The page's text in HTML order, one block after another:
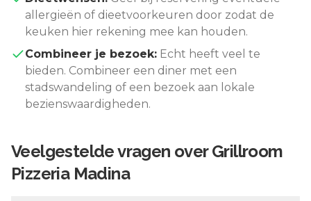
allergieën of dieetvoorkeuren door zodat de
keuken hier rekening mee kan houden.
Combineer je bezoek: Echt heeft veel te
bieden. Combineer een diner met een
stadswandeling of een bezoek aan lokale
bezienswaardigheden.
Veelgestelde vragen overGrillroom
Pizzeria Madina